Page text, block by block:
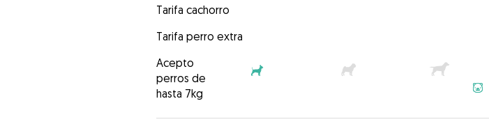
Tarifa cachorro
Tarifa perro extra
Acepto
perros de
hasta 7kg